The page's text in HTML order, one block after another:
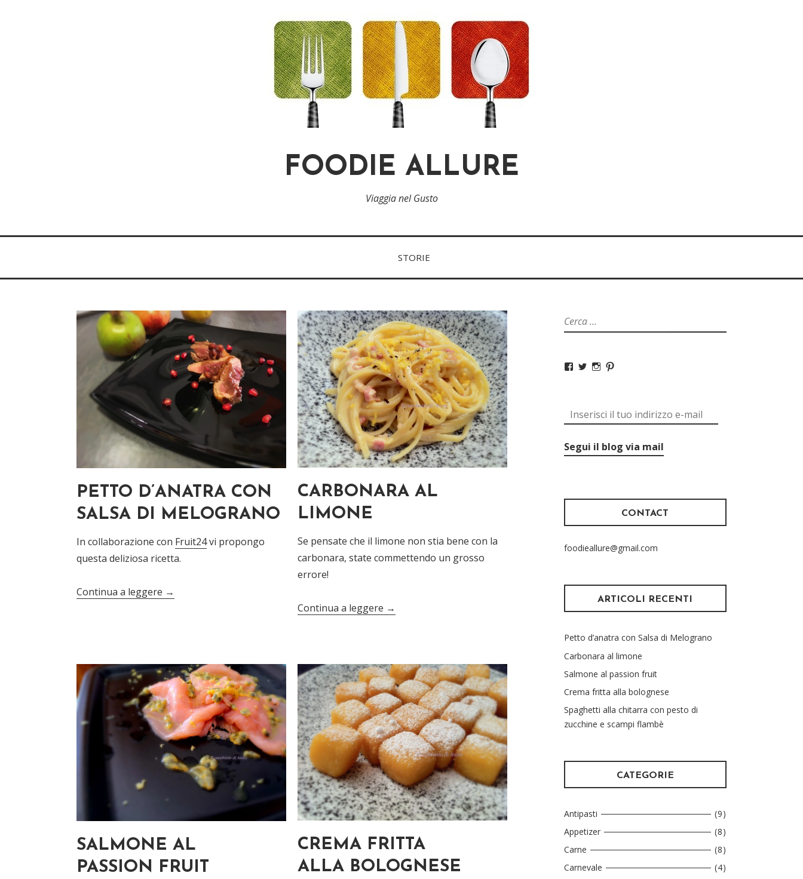
FOODIE ALLURE
Viaggia nel Gusto
STORIE
PETTO D’ANATRA CON
SALSA DI MELOGRANO
In collaborazione con Fruit24vi propongo
questa deliziosa ricetta.
Continua a leggere →
CARBONARA AL
LIMONE
Se pensate che il limone non stia bene con la
carbonara, state commettendo un grosso
errore!
Continua a leggere →
SALMONE AL
PASSION FRUIT
CREMA FRITTA
ALLA BOLOGNESE
Segui il blog via mail
CONTACT
foodieallure@gmail.com
ARTICOLI RECENTI
Petto d’anatra con Salsa di Melograno
Carbonara al limone
Salmone al passion fruit
Crema fritta alla bolognese
Spaghetti alla chitarra con pesto di
zucchine e scampi flambè
CATEGORIE
Antipasti
(9)
Appetizer
(8)
Carne
(8)
Carnevale
(4)